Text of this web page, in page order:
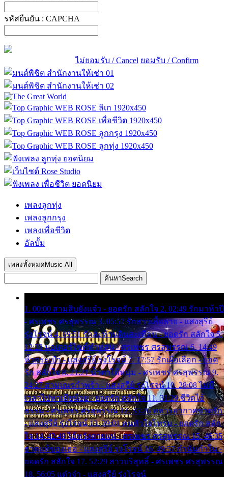
รหัสยืนยัน : CAPCHA
ไม่ยอมรับ / Cancel ยอมรับ / Confirm
เพลงลูกทุ่ง
เพลงลูกกรุง
เพลงเพื่อชีวิต
อัลบั้ม
เพลงทั้งหมด Music All
ค้นหาSearch
1. 00:00 สามสิบยังแจ๋ว - ยอดรัก สลักใจ 2. 02:49 รักมาห้าปี
- ศรเพชร ศรสุพรรณ 3. 05:57 รักสาวเสื้อลาย - แสงสุรีย์
รุ่งโรจน์ 4. 09:51 รักสะท้านดินสะเทือน - ยอดรัก สลักใจ 5.
12:23 มอเตอร์ไซค์ทำหล่น - ศรเพชร ศรสุพรรณ 6. 14:49
หิ้วกระเป๋า - แสงสุรีย์ รุ่งโรจน์ 7. 17:57 รักเผื่อเลือก - ยอด
รัก สลักใจ 8. 21:21 น้ำตาไอ้หนุ่ม - ศรเพชร ศรสุพรรณ 9.
24:27 สามเณรกำพร้า - แสงสุรีย์ รุ่งโรจน์ 10. 28:08 ไม่มี
เวลาไปหาเมียน้อย - ยอดรัก สลักใจ 11. 31:29 ชีวิตไอ้
ธรรม - ศรเพชร ศรสุพรรณ 12. 35:26 ทหารอากาศขาดรัก
- แสงสุรีย์ รุ่งโรจน์ 13. 39:01 คนหัวใจโทรม - ยอดรัก สลัก
ใจ 14. 42:49 ไอ้หวังตายแน่ - ศรเพชร ศรสุพรรณ 15. 46:35
ธาตุแท้ของเธอ - แสงสุรีย์ รุ่งโรจน์ 16. 49:57 กำนันกำใน -
ยอดรัก สลักใจ 17. 52:29 สาวบริสุทธิ์ - ศรเพชร ศรสุพรรณ
18. 56:05 แต๋วจ๋า - แสงสุรีย์ รุ่งโรจน์